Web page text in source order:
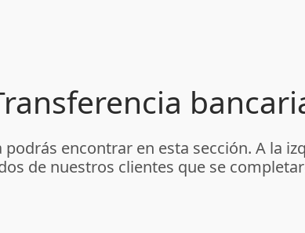
encontrar en esta sección. A la
de nuestros clientes que se